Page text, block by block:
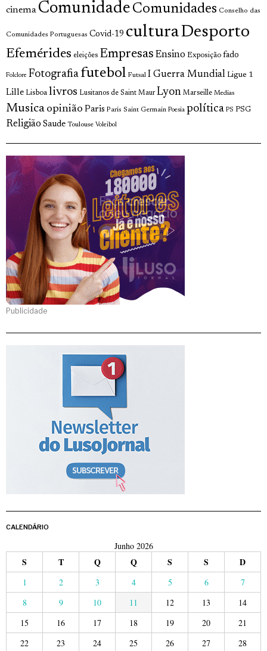
cinema Comunidade Comunidades Conselho das
Comunidades Portuguesas Covid-19 culturaDesporto
Efemérides eleições Empresas Ensino Exposição fado
Folclore Fotografia futebol Futsal I Guerra Mundial Ligue 1
Lille Lisboa livros Lusitanos de Saint Maur Lyon Marseille Medias
Musica opinião Paris Paris Saint Germain Poesia política PS PSG
Religião Saude Toulouse Voleibol
Publicidade
CALENDÁRIO
Junho 2026
S T Q Q S S D
1 2 3 4 5 6
7
8
9 10 11 12 13
14
15
16 17 18 19 20
21
22
23 24 25 26 27 28